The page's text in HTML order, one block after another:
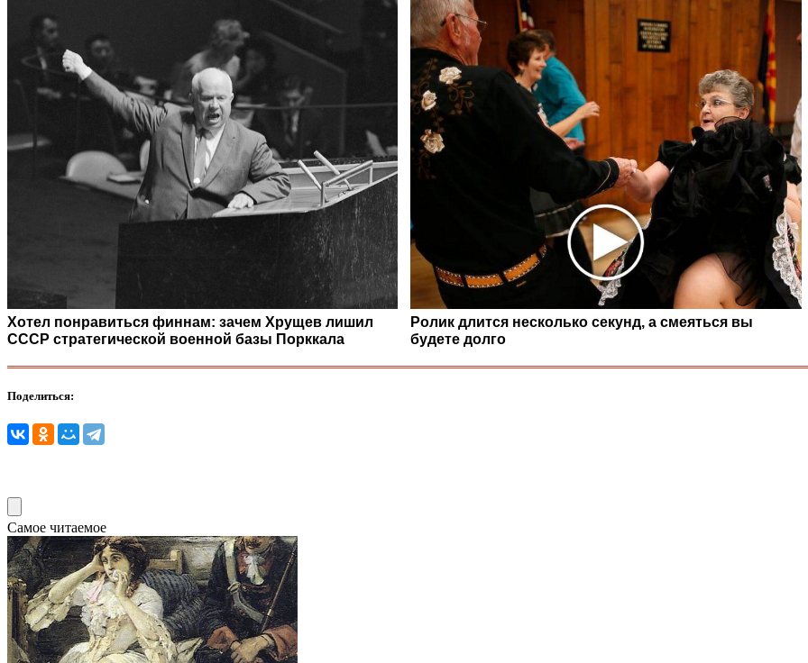
Хотел понравиться финнам: зачем Хрущев лишил
СССР стратегической военной базы Порккала
Ролик длится несколько секунд, а смеяться вы
будете долго
Поделиться:
Самое читаемое